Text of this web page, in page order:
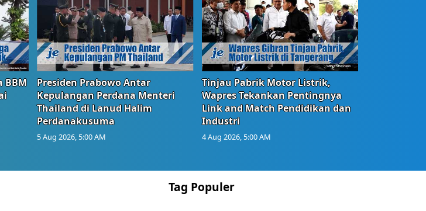
BBM
Presiden Prabowo Antar
Kepulangan Perdana Menteri
Thailand di Lanud Halim
Perdanakusuma
5 Aug 2026, 5:00 AM
Tinjau Pabrik Motor Listrik,
Wapres Tekankan Pentingnya
Link and Match Pendidikan dan
Industri
4 Aug 2026, 5:00 AM
Tag Populer